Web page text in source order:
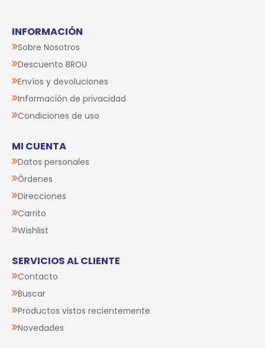
INFORMACIÓN
Sobre Nosotros
Descuento BROU
Envíos y devoluciones
Información de privacidad
Condiciones de uso
MI CUENTA
Datos personales
Órdenes
Direcciones
Carrito
Wishlist
SERVICIOS AL CLIENTE
Contacto
Buscar
Productos vistos recientemente
Novedades